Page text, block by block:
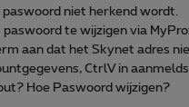
paswoord niet herkend wordt.
paswoord te wijzigen via
aan dat het Skynet adres
CtrlV in
Hoe Paswoord wijzigen?